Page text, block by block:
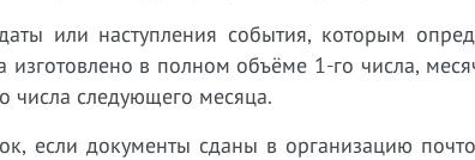
или наступления события, которым
в полном объёме 1-го числа,
числа следующего месяца.
если документы сданы в организацию